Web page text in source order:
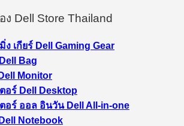
Dell Store Thailand
ง เกียร์ Dell Gaming Gear
Bag
Monitor
อร์ Dell Desktop
อร์ ออล อินวัน Dell All-in-one
Notebook